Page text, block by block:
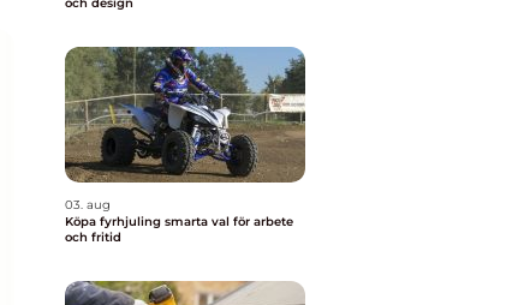
03. aug
Köpa fyrhjuling smarta val för arbete
och fritid